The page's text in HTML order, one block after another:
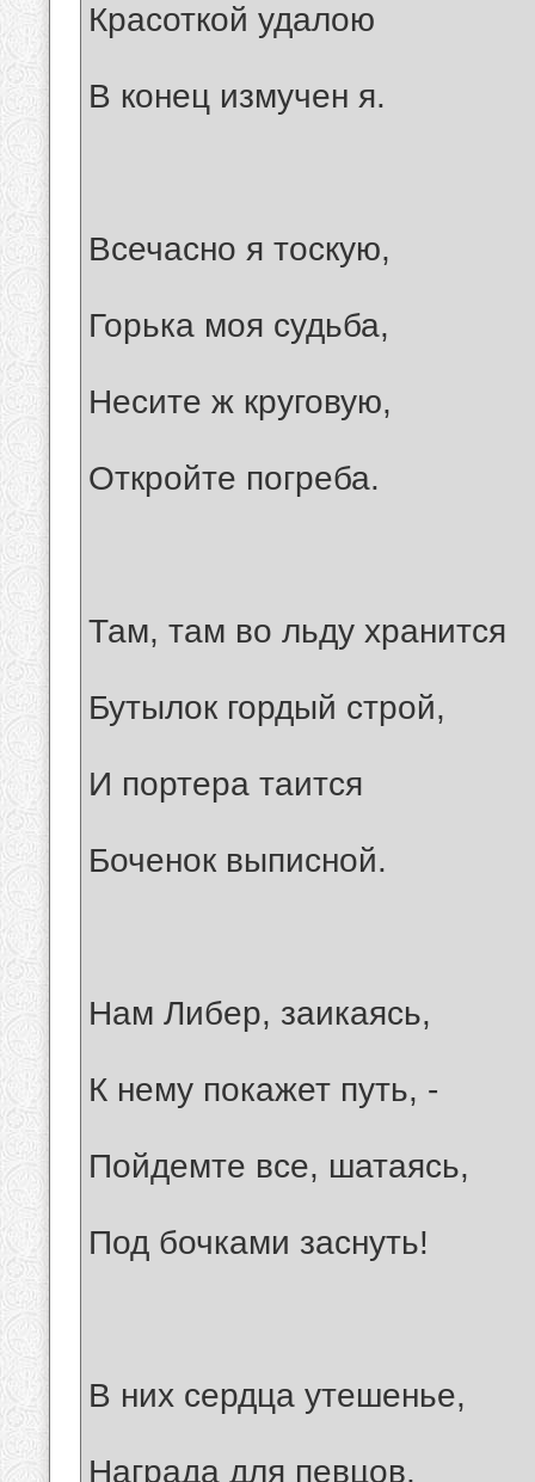
Красоткой удалою
В конец измучен я.
Всечасно я тоскую,
Горька моя судьба,
Несите ж круговую,
Откройте погреба.
Там, там во льду хранится
Бутылок гордый строй,
И портера таится
Боченок выписной.
Нам Либер, заикаясь,
К нему покажет путь, -
Пойдемте все, шатаясь,
Под бочками заснуть!
В них сердца утешенье,
Награда для певцов,